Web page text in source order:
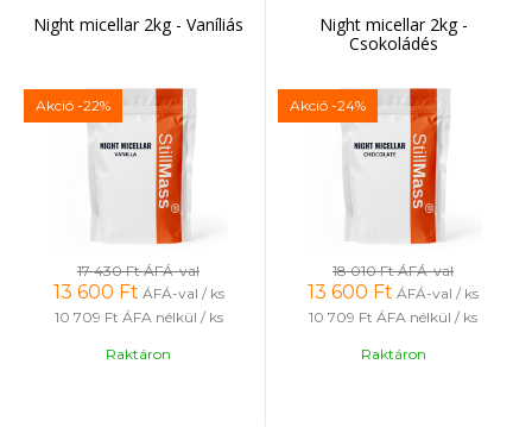
Night micellar 2kg - Vaníliás
Akció -22%
17 430 FtÁFÁ-val
13 600 Ft ÁFÁ-val / ks
10 709 Ft ÁFA nélkül / ks
Raktáron
Night micellar 2kg -
Csokoládés
Akció -24%
18 010 FtÁFÁ-val
13 600 Ft ÁFÁ-val / ks
10 709 Ft ÁFA nélkül / ks
Raktáron